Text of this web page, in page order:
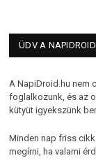
ÜDV A
A NapiDroid.hu nem
foglalkozunk, és az
kütyüt igyekszünk
Minden nap friss
megírni, ha valami